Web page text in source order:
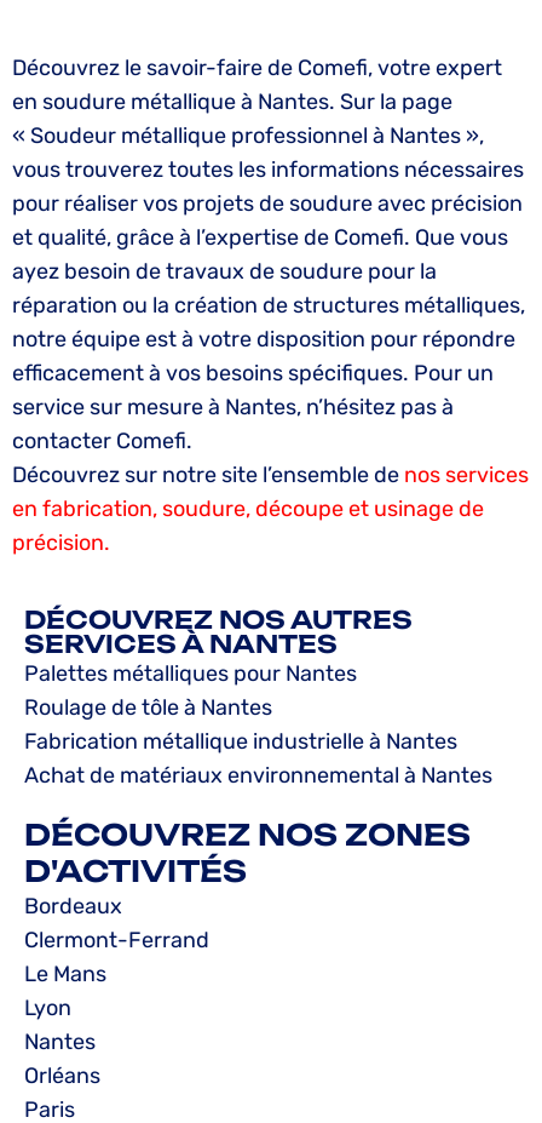
Découvrez le savoir-faire de Comefi, votre expert
en soudure métallique à Nantes. Sur la page
« Soudeur métallique professionnel à Nantes »,
vous trouverez toutes les informations nécessaires
pour réaliser vos projets de soudure avec précision
et qualité, grâce à l’expertise de Comefi. Que vous
ayez besoin de travaux de soudure pour la
réparation ou la création de structures métalliques,
notre équipe est à votre disposition pour répondre
efficacement à vos besoins spécifiques. Pour un
service sur mesure à Nantes, n’hésitez pas à
contacter Comefi.
Découvrez sur notre site l’ensemble de nos services
en fabrication, soudure, découpe et usinage de
précision.
DÉCOUVREZ NOS AUTRES
SERVICES À NANTES
Palettes métalliques pour Nantes
Roulage de tôle à Nantes
Fabrication métallique industrielle à Nantes
Achat de matériaux environnemental à Nantes
DÉCOUVREZ NOS ZONES
D'ACTIVITÉS
Bordeaux
Clermont-Ferrand
Le Mans
Lyon
Nantes
Orléans
Paris